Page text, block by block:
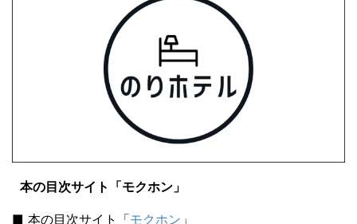
本の目次サイト「モクホン」
■ 本の目次サイト「モクホン 」